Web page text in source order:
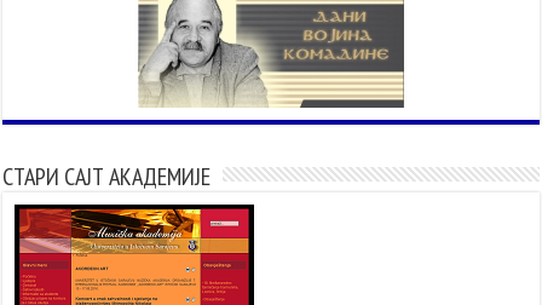
СТАРИ САЈТ АКАДЕМИЈЕ